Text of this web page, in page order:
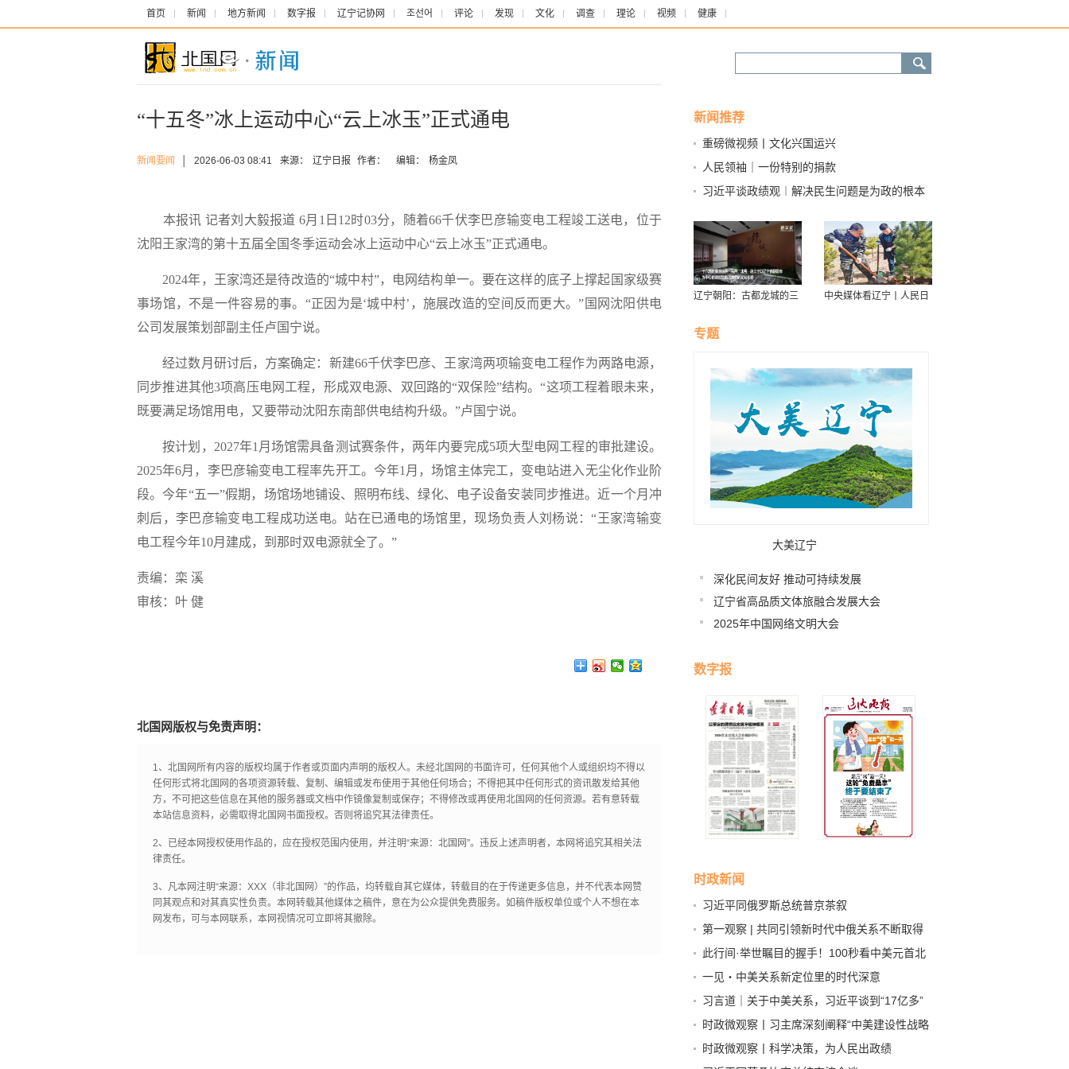
首页 新闻 地方新闻 数字报 辽宁记协网 조선어 评论 发现 文化 调查 理论 视频 健康
“十五冬”冰上运动中心“云上冰玉”正式通电
新闻要闻 2026-06-03 08:41 来源： 辽宁日报 作者： 编辑： 杨金凤
本报讯 记者刘大毅报道 6月1日12时03分，随着66千伏李巴彦输变电工程竣工送电，位于
沈阳王家湾的第十五届全国冬季运动会冰上运动中心“云上冰玉”正式通电。
2024年，王家湾还是待改造的“城中村”，电网结构单一。要在这样的底子上撑起国家级赛
事场馆，不是一件容易的事。“正因为是‘城中村’，施展改造的空间反而更大。”国网沈阳供电
公司发展策划部副主任卢国宁说。
经过数月研讨后，方案确定：新建66千伏李巴彦、王家湾两项输变电工程作为两路电源，
同步推进其他3项高压电网工程，形成双电源、双回路的“双保险”结构。“这项工程着眼未来，
既要满足场馆用电，又要带动沈阳东南部供电结构升级。”卢国宁说。
按计划，2027年1月场馆需具备测试赛条件，两年内要完成5项大型电网工程的审批建设。
2025年6月，李巴彦输变电工程率先开工。今年1月，场馆主体完工，变电站进入无尘化作业阶
段。今年“五一”假期，场馆场地铺设、照明布线、绿化、电子设备安装同步推进。近一个月冲
刺后，李巴彦输变电工程成功送电。站在已通电的场馆里，现场负责人刘杨说：“王家湾输变
电工程今年10月建成，到那时双电源就全了。”
责编：栾 溪
审核：叶 健
北国网版权与免责声明：
1、北国网所有内容的版权均属于作者或页面内声明的版权人。未经北国网的书面许可，任何其他个人或组织均不得以
任何形式将北国网的各项资源转载、复制、编辑或发布使用于其他任何场合；不得把其中任何形式的资讯散发给其他
方，不可把这些信息在其他的服务器或文档中作镜像复制或保存；不得修改或再使用北国网的任何资源。若有意转载
本站信息资料，必需取得北国网书面授权。否则将追究其法律责任。
2、已经本网授权使用作品的，应在授权范围内使用，并注明“来源：北国网”。违反上述声明者，本网将追究其相关法
律责任。
3、凡本网注明“来源：XXX（非北国网）”的作品，均转载自其它媒体，转载目的在于传递更多信息，并不代表本网赞
同其观点和对其真实性负责。本网转载其他媒体之稿件，意在为公众提供免费服务。如稿件版权单位或个人不想在本
网发布，可与本网联系，本网视情况可立即将其撤除。
新闻推荐
重磅微视频丨文化兴国运兴
人民领袖｜一份特别的捐款
习近平谈政绩观︱解决民生问题是为政的根本
辽宁朝阳：古都龙城的三
中央媒体看辽宁丨人民日
专题
大美辽宁
深化民间友好 推动可持续发展
辽宁省高品质文体旅融合发展大会
2025年中国网络文明大会
数字报
时政新闻
习近平同俄罗斯总统普京茶叙
第一观察 | 共同引领新时代中俄关系不断取得
新成果
此行间·举世瞩目的握手！100秒看中美元首北
京会晤
一见・中美关系新定位里的时代深意
习言道｜关于中美关系，习近平谈到“17亿多”
和“80多亿”
时政微观察丨习主席深刻阐释“中美建设性战略
稳定关系”的核心要义
时政微观察丨科学决策，为人民出政绩